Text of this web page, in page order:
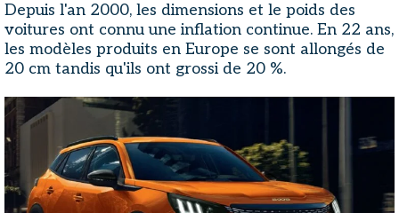
Depuis l'an 2000, les dimensions et le poids des
voitures ont connu une inflation continue. En 22 ans,
les modèles produits en Europe se sont allongés de
20 cm tandis qu'ils ont grossi de 20 %.